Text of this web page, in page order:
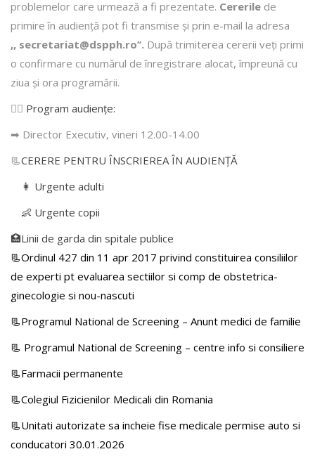
problemelor care urmează a fi prezentate. Cererile de
primire în audienţă pot fi transmise şi prin e-mail la adresa
,, secretariat@dspph.ro’’. După trimiterea cererii veţi primi
o confirmare cu numărul de înregistrare alocat, împreună cu
ziua şi ora programării.
👩‍⚕️ Program audiențe:
➡ Director Executiv, vineri 12.00-14.00
📃CERERE PENTRU ÎNSCRIEREA ÎN AUDIENŢĂ
👩 Urgente adulti
👶 Urgente copii
🏥Linii de garda din spitale publice
📃Ordinul 427 din 11 apr 2017 privind constituirea consiliilor
de experti pt evaluarea sectiilor si comp de obstetrica-
ginecologie si nou-nascuti
📃Programul National de Screening – Anunt medici de familie
📃 Programul National de Screening – centre info si consiliere
📃Farmacii permanente
📃Colegiul Fizicienilor Medicali din Romania
📃Unitati autorizate sa incheie fise medicale permise auto si
conducatori 30.01.2026